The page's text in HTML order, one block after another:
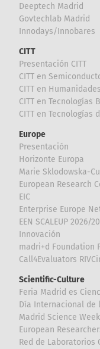
Deeptech Madrid
Govtechlab Madrid
Innodays/Innobares
CITT
Presentación CITT
CITT en
CITT en
CITT en Tecnologías
CITT en Tecnologías
Europe
Presentación
Horizonte Europa
Marie Sklodowska-
European Research
EIC
Enterprise Europe
EEN SCALEUP 2026/
Innovación
madri+d Foundation
Call4Evaluators
Scientific-Culture
Feria Madrid es
Día Internacional de
Madrid Science Week
European
Red de Laboratorios